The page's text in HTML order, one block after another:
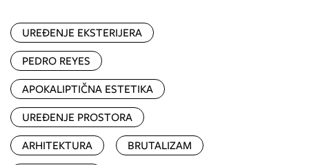
UREĐENJE EKSTERIJERA
PEDRO REYES
APOKALIPTIČNA ESTETIKA
UREĐENJE PROSTORA
ARHITEKTURA
BRUTALIZAM